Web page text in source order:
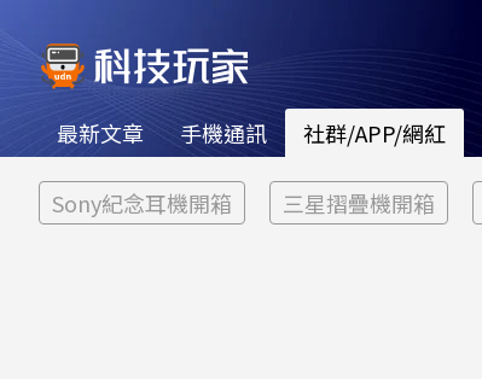
最新文章 手機通訊 社群/APP/網紅
Sony紀念耳機開箱 三星摺疊機開箱